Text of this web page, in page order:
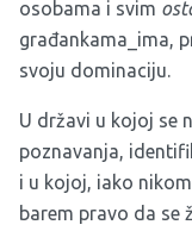
osobama i svim
građankama_ima,
svoju dominaciju.
U državi u kojoj se
poznavanja,
i u kojoj, iako
barem pravo da se